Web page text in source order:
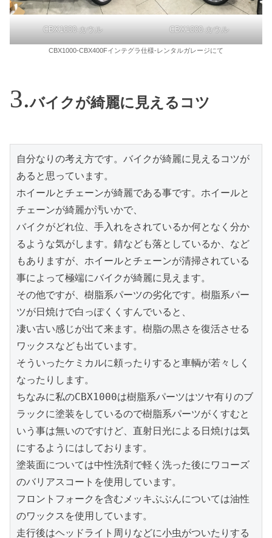
CBX1000-カウル CBX1000-カウル
CBX1000-CBX400Fインテグラ仕様-レンタルガレージにて
バイクが綺麗に見えるコツ
自分なりの考え方です。バイクが綺麗に見えるコツが
あると思っています。
ホイールとチェーンが綺麗である事です。ホイールと
チェーンが綺麗か汚いかで、
バイクがどれ位、手入れをされているか何となく分か
るような気がします。錆なども落としているか、など
もありますが、ホイールとチェーンが清掃されている
事によって極端にバイクが綺麗に見えます。
その他ですが、樹脂系パーツの劣化です。樹脂系パー
ツが日焼けで白っぽくくすんでいると、
凄い古い感じが出て来ます。樹脂の黒さを復活させる
ワックスなども出ています。
そういったケミカルに頼ったりすると車輌が若々しく
なったりします。
ちなみに私のCBX1000は樹脂系パーツはツヤ有りのブ
ラックに塗装をしているので樹脂系パーツがくすむと
いう事は無いのですけど、直射日光による日焼けは気
にするようにはしております。
塗装面については中性洗剤で軽く洗った後にワコーズ
のバリアスコートを使用しています。
フロントフォークを含むメッキぶぶんについては油性
のワックスを使用しています。
走行後はヘッドライト周りなどに小虫がついたりする